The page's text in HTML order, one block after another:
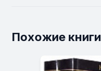
Похожие книги